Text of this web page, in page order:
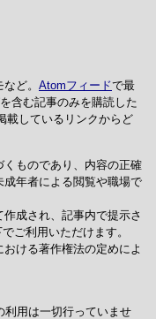
ど。 Atomフィードで最
を含む記事のみを購読した
載しているリンクからど
ものであり、内容の正確
年者による閲覧や職場で
成され、記事内で提示さ
ご利用いただけます。
ける著作権法の定めによ
利用は一切行っていませ